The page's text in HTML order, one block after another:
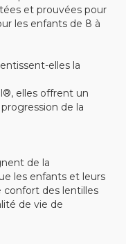
et prouvées pour
les enfants de 8 à
elles la
elles offrent un
de la
de la
les enfants et leurs
confort des lentilles
de vie de